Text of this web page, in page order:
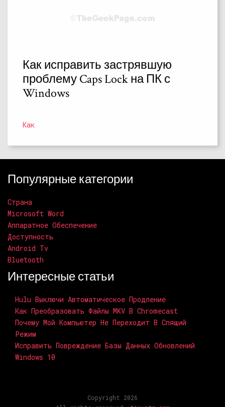
Как исправить застрявшую
проблему Caps Lock на ПК с
Windows
Как
Популярные категории
Страна
Microsoft Word
Аппаратное Обеспечение
Доступность
Android Tv
Bluetooth
Интересные статьи
Hulu Выключи Автоматическое Продление
Как Преобразовать Файлы MKV В Chromecast
Почему Мой Компьютер Не Переходит В Спящий
Режим
Исправить Повреждение Базы Данных Обновлений
Windows 10
Copyright 2026